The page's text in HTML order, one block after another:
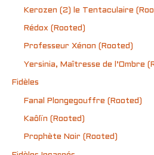
Kerozen (2) le Tentaculaire
Rédox (Rooted)
Professeur Xénon (Rooted)
Yersinia, Maîtresse de l’Ombre
Fidèles
Fanal Plongegouffre (Rooted)
Kaôlïn (Rooted)
Prophète Noir (Rooted)